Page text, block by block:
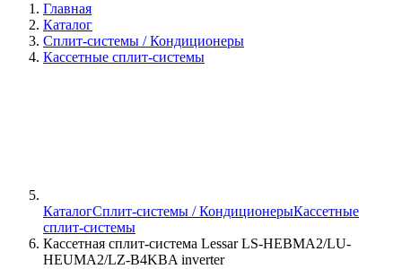
Главная
Каталог
Сплит-системы / Кондиционеры
Кассетные сплит-системы
КаталогСплит-системы / КондиционерыКассетные
сплит-системы
Кассетная сплит-система Lessar LS-HEBMA2/LU-
HEUMA2/LZ-B4KBA inverter